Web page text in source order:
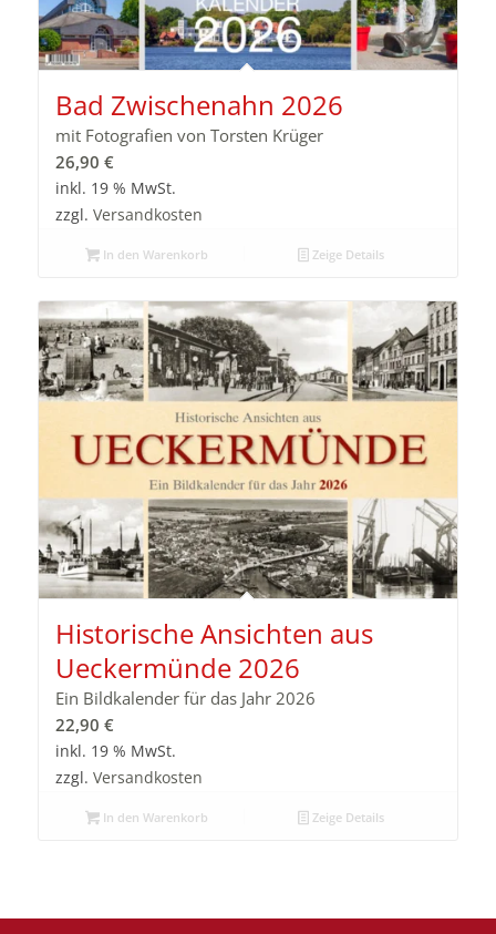
Bad Zwischenahn 2026
mit Fotografien von Torsten Krüger
26,90 €
inkl. 19 % MwSt.
zzgl. Versandkosten
In den Warenkorb Zeige Details
Historische Ansichten aus
Ueckermünde 2026
Ein Bildkalender für das Jahr 2026
22,90 €
inkl. 19 % MwSt.
zzgl. Versandkosten
In den Warenkorb Zeige Details